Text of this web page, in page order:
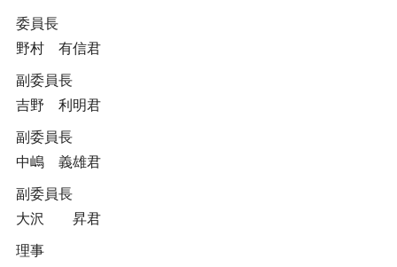
委員長
野村 有信君
副委員長
吉野 利明君
副委員長
中嶋 義雄君
副委員長
大沢 昇君
理事